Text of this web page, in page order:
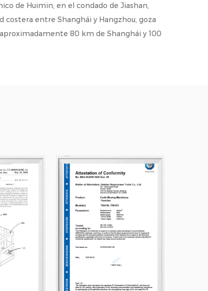
de Huimin, en el condado de Jiashan,
costera entre Shanghái y Hangzhou, goza
80 km de Shanghái y 100
y un desarrollo conjunto. OfrecemosCarro
lb SP 22149
en venta.